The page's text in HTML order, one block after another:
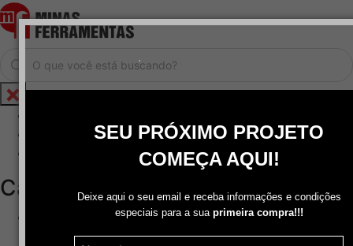
.
SEU PRÓXIMO PROJETO
COMEÇA AQUI!
Deixe aqui o seu email e receba informações e condições
especiais para a sua primeira compra!!!
Cadastrar / Logar
Central de Atendimento
Categorias
Disco de Corte